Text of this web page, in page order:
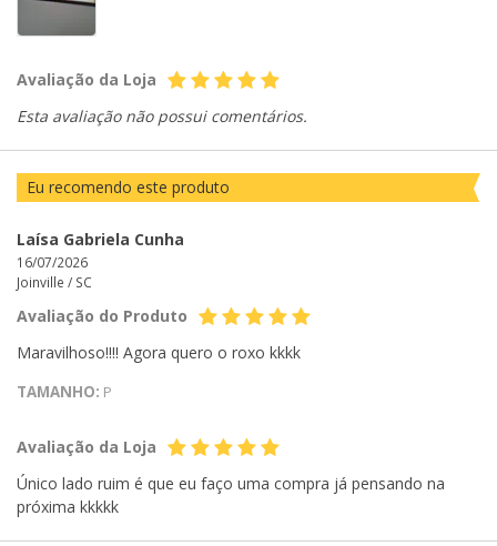
Avaliação da Loja
Esta avaliação não possui comentários.
Eu recomendo este produto
Laísa Gabriela Cunha
16/07/2026
Joinville / SC
Avaliação do Produto
Maravilhoso!!!! Agora quero o roxo kkkk
TAMANHO: P
Avaliação da Loja
Único lado ruim é que eu faço uma compra já pensando na
próxima kkkkk